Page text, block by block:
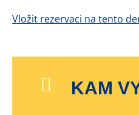
Vložit rezervaci na tento
KAM